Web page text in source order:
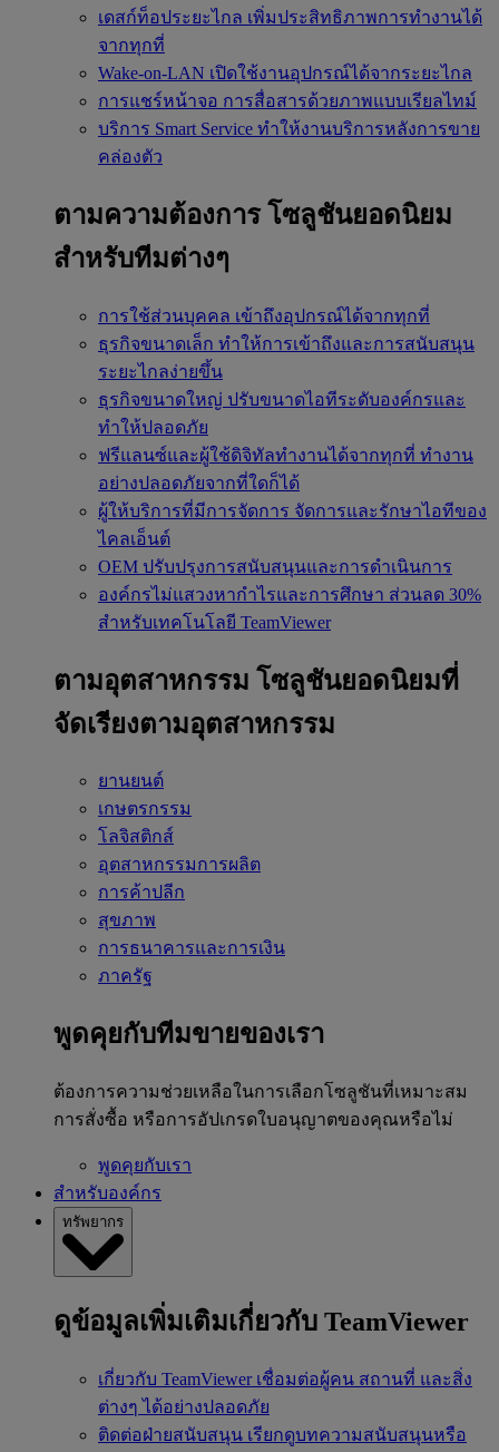
เดสก์ท็อประยะไกล เพิ่มประสิทธิภาพการทำงานได้
จากทุกที่
Wake-on-LAN เปิดใช้งานอุปกรณ์ได้จากระยะไกล
การแชร์หน้าจอ การสื่อสารด้วยภาพแบบเรียลไทม์
บริการ Smart Service ทำให้งานบริการหลังการขาย
คล่องตัว
ตามความต้องการ โซลูชันยอดนิยม
สำหรับทีมต่างๆ
การใช้ส่วนบุคคล เข้าถึงอุปกรณ์ได้จากทุกที่
ธุรกิจขนาดเล็ก ทำให้การเข้าถึงและการสนับสนุน
ระยะไกลง่ายขึ้น
ธุรกิจขนาดใหญ่ ปรับขนาดไอทีระดับองค์กรและ
ทำให้ปลอดภัย
ฟรีแลนซ์และผู้ใช้ดิจิทัลทำงานได้จากทุกที่ ทำงาน
อย่างปลอดภัยจากที่ใดก็ได้
ผู้ให้บริการที่มีการจัดการ จัดการและรักษาไอทีของ
ไคลเอ็นต์
OEM ปรับปรุงการสนับสนุนและการดำเนินการ
องค์กรไม่แสวงหากำไรและการศึกษา ส่วนลด 30%
สำหรับเทคโนโลยี TeamViewer
ตามอุตสาหกรรม โซลูชันยอดนิยมที่
จัดเรียงตามอุตสาหกรรม
ยานยนต์
เกษตรกรรม
โลจิสติกส์
อุตสาหกรรมการผลิต
การค้าปลีก
สุขภาพ
การธนาคารและการเงิน
ภาครัฐ
พูดคุยกับทีมขายของเรา
ต้องการความช่วยเหลือในการเลือกโซลูชันที่เหมาะสม
การสั่งซื้อ หรือการอัปเกรดใบอนุญาตของคุณหรือไม่
พูดคุยกับเรา
สำหรับองค์กร
ทรัพยากร
ดูข้อมูลเพิ่มเติมเกี่ยวกับ TeamViewer
เกี่ยวกับ TeamViewer เชื่อมต่อผู้คน สถานที่ และสิ่ง
ต่างๆ ได้อย่างปลอดภัย
ติดต่อฝ่ายสนับสนุน เรียกดูบทความสนับสนุนหรือ